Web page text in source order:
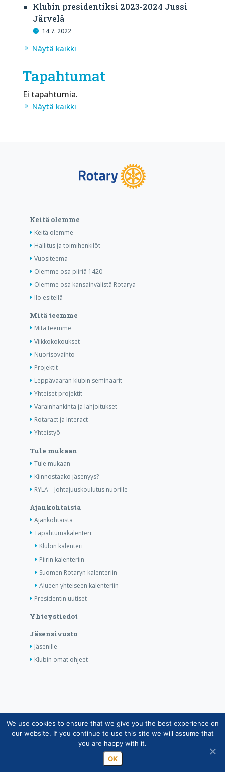
Klubin presidentiksi 2023-2024 Jussi
Järvelä
14.7. 2022
Näytä kaikki
Tapahtumat
Ei tapahtumia.
Näytä kaikki
Keitä olemme
Keitä olemme
Hallitus ja toimihenkilöt
Vuositeema
Olemme osa piiriä 1420
Olemme osa kansainvälistä Rotarya
Ilo esitellä
Mitä teemme
Mitä teemme
Viikkokokoukset
Nuorisovaihto
Projektit
Leppävaaran klubin seminaarit
Yhteiset projektit
Varainhankinta ja lahjoitukset
Rotaract ja Interact
Yhteistyö
Tule mukaan
Tule mukaan
Kiinnostaako jäsenyys?
RYLA – Johtajuuskoulutus nuorille
Ajankohtaista
Ajankohtaista
Tapahtumakalenteri
Klubin kalenteri
Piirin kalenteriin
Suomen Rotaryn kalenteriin
Alueen yhteiseen kalenteriin
Presidentin uutiset
Yhteystiedot
Jäsensivusto
Jäsenille
Klubin omat ohjeet
Copyright © Suomen Rotarypalvelu ry 2026 |
Jäsentietojärjestelmän tietosuojaseloste|Henkilötietojen
käsittely Rotarytoiminnassa
We use cookies to ensure that we give you the best experience on
our website. If you continue to use this site we will assume that
you are happy with it.
OK